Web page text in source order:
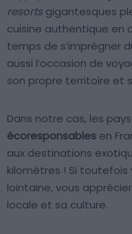
resorts gigantesques
cuisine authentique en
temps de s’imprégner
aussi l’occasion de
son propre territoire et
Dans notre cas, les
écoresponsables en
aux destinations
kilomètres ! Si
lointaine, vous
locale et sa culture.